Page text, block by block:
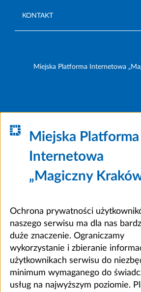
KONTAKT
Miejska Platforma Internetowa
Miejska Platforma
Internetowa
„Magiczny
Ochrona prywatności
naszego serwisu ma dla nas
duże znaczenie. Ograniczamy
wykorzystanie i zbieranie
użytkownikach serwisu do
minimum wymaganego do
usług na najwyższym poziomie.